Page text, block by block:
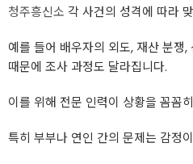
청주흥신소 각 사건의 성격에 따라
예를 들어 배우자의 외도, 재산 분쟁
때문에 조사 과정도 달라집니다.
이를 위해 전문 인력이 상황을 꼼꼼
특히 부부나 연인 간의 문제는 감정